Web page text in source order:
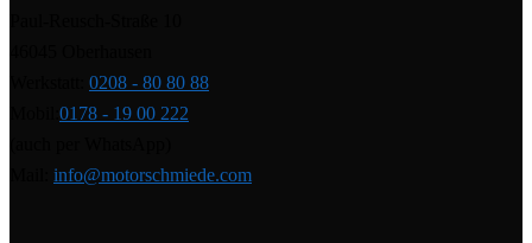
0208 - 80 80 88
0178 - 19 00 222
info@motorschmiede.com